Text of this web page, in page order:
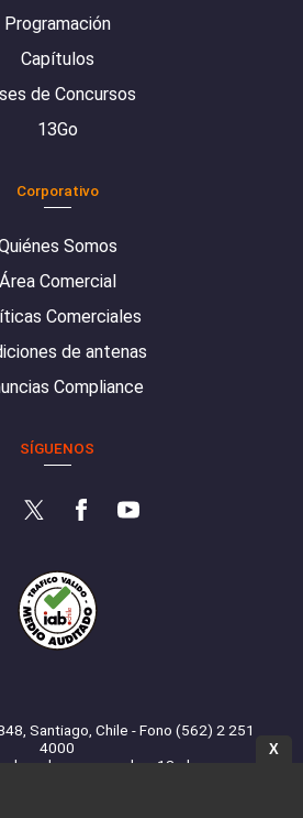
Programación
Capítulos
de Concursos
13Go
Corporativo
Somos
Área Comercial
Comerciales
de antenas
Compliance
SÍGUENOS
Santiago, Chile - Fono (562) 2 251
4000
derechos reservados. 13.cl
X